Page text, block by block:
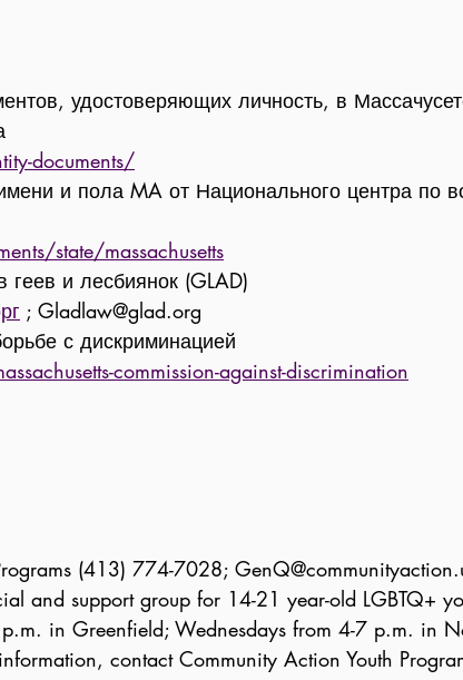
удостоверяющих личность, в
documents/
и пола MA от Национального центра по
state/massachusetts
и лесбиянок (GLAD)
; Gladlaw@glad.org
с дискриминацией
commission-against-discrimination
(413) 774-7028;
and support group for 14-21 year-old
in Greenfield; Wednesdays from 4-7 p.m. in
contact Community Action Youth